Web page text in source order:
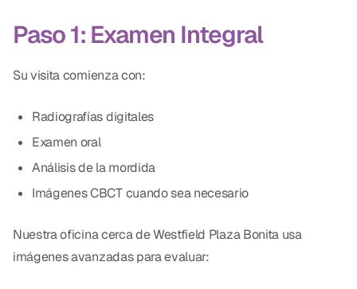
Paso 1: Examen Integral
Su visita comienza con:
Radiografías digitales
Examen oral
Análisis de la mordida
Imágenes CBCT cuando sea necesario
Nuestra oficina cerca de Westfield Plaza Bonita usa
imágenes avanzadas para evaluar: